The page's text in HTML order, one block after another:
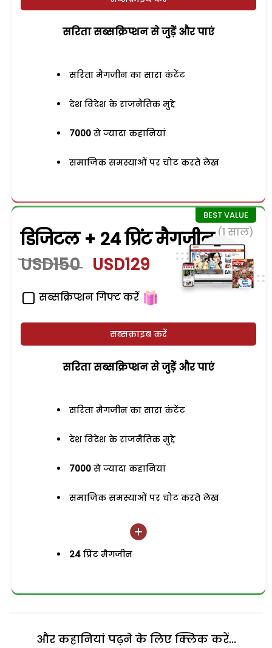
सरिता सब्सक्रिप्शन से जुड़ेें और पाएं
सरिता मैगजीन का सारा कंटेंट
देश विदेश के राजनैतिक मुद्दे
7000 से ज्यादा कहानियां
समाजिक समस्याओं पर चोट करते लेख
डिजिटल + 24 प्रिंट मैगजीन (1 साल)
USD150 USD129
सब्सक्रिप्शन गिफ्ट करें
सब्सक्राइब करें
सरिता सब्सक्रिप्शन से जुड़ेें और पाएं
सरिता मैगजीन का सारा कंटेंट
देश विदेश के राजनैतिक मुद्दे
7000 से ज्यादा कहानियां
समाजिक समस्याओं पर चोट करते लेख
24 प्रिंट मैगजीन
और कहानियां पढ़ने के लिए क्लिक करें...